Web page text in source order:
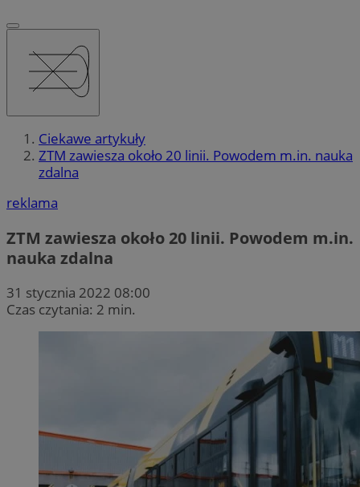
Ciekawe artykuły
ZTM zawiesza około 20 linii. Powodem m.in. nauka
zdalna
reklama
ZTM zawiesza około 20 linii. Powodem m.in.
nauka zdalna
31 stycznia 2022 08:00
Czas czytania: 2 min.